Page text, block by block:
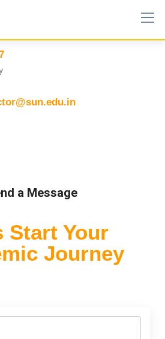
a Message
Start Your
Journey